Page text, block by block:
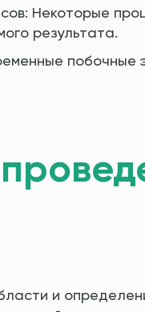
Некоторые
результата.
побочные
и